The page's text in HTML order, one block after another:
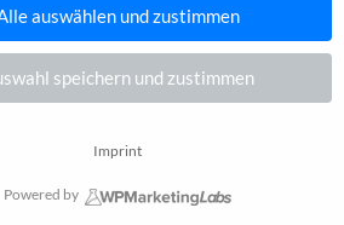
9. Juli 2026 0
auswählen und zustimmen
speichern und zustimmen
Imprint
Powered by